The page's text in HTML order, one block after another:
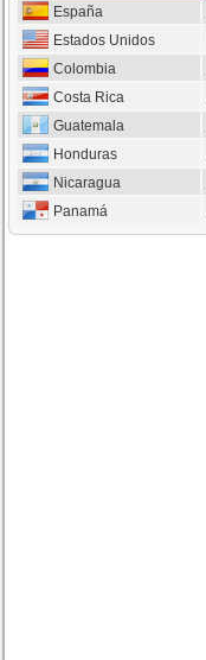
España
Estados Unidos
Colombia
Costa Rica
Guatemala
Honduras
Nicaragua
Panamá